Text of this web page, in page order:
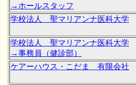
→ホールスタッフ
学校法人 聖マリアンナ医科大学
学校法人 聖マリアンナ医科大学
→事務員（健診部）
ケアーハウス・こだま 有限会社